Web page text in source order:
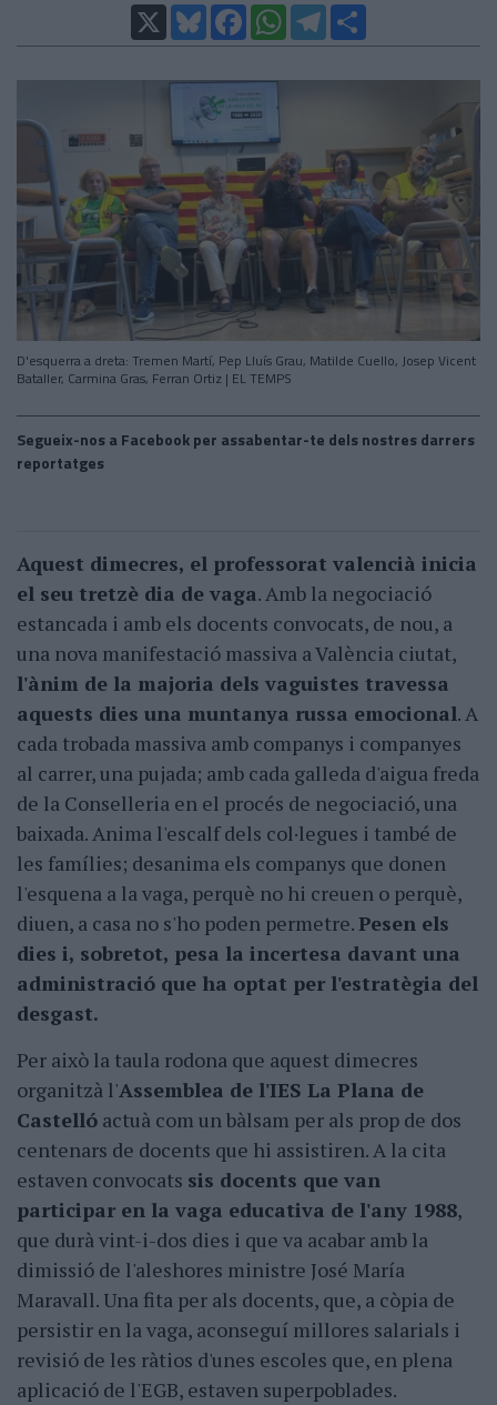
X
BlueskyFacebookWhatsAppTelegram
D'esquerra a dreta: Tremen Martí, Pep Lluís Grau, Matilde Cuello, Josep Vicent
Bataller, Carmina Gras, Ferran Ortiz | EL TEMPS
Segueix-nos a Facebook per assabentar-te dels nostres darrers
reportatges
Aquest dimecres, el professorat valencià inicia
el seu tretzè dia de vaga. Amb la negociació
estancada i amb els docents convocats, de nou, a
una nova manifestació massiva a València ciutat,
l'ànim de la majoria dels vaguistes travessa
aquests dies una muntanya russa emocional. A
cada trobada massiva amb companys i companyes
al carrer, una pujada; amb cada galleda d'aigua freda
de la Conselleria en el procés de negociació, una
baixada. Anima l'escalf dels col·legues i també de
les famílies; desanima els companys que donen
l'esquena a la vaga, perquè no hi creuen o perquè,
diuen, a casa no s'ho poden permetre.Pesen els
dies i, sobretot, pesa la incertesa davant una
administració que ha optat per l'estratègia del
desgast.
Per això la taula rodona que aquest dimecres
organitzà l'Assemblea de l'IES La Plana de
Castelló actuà com un bàlsam per als prop de dos
centenars de docents que hi assistiren. A la cita
estaven convocats sis docents que van
participar en la vaga educativa de l'any 1988,
que durà vint-i-dos dies i que va acabar amb la
dimissió de l'aleshores ministre José María
Maravall. Una fita per als docents, que, a còpia de
persistir en la vaga, aconseguí millores salarials i
revisió de les ràtios d'unes escoles que, en plena
aplicació de l'EGB, estaven superpoblades.